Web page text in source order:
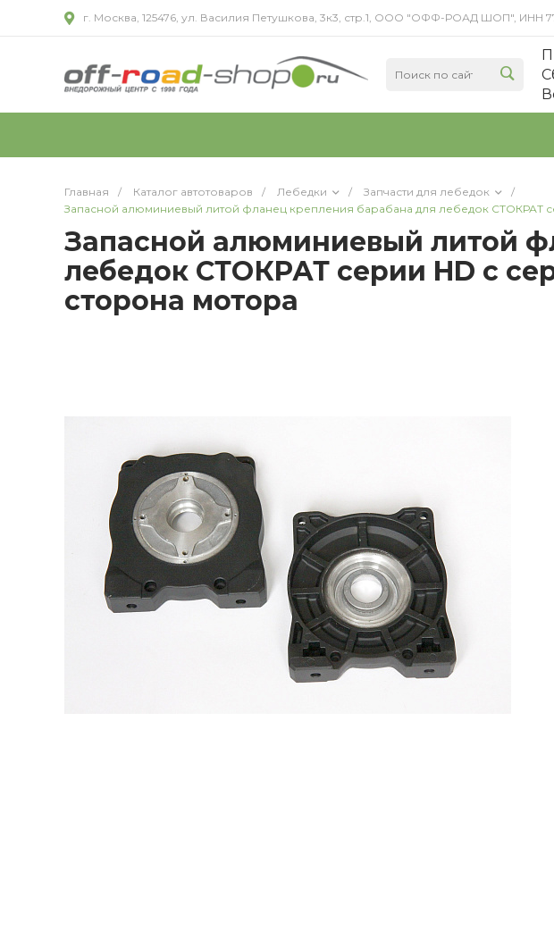
г. Москва, 125476, ул. Василия Петушкова, 3к3, стр.1, ООО "ОФФ-РОАД ШОП", ИНН
Главная / Каталог автотоваров / Лебедки / Запчасти для лебедок
/
Запасной алюминиевый литой фланец крепления барабана для лебедок СТОКРАТ
Запасной алюминиевый литой
лебедок СТОКРАТ серии HD с
сторона мотора